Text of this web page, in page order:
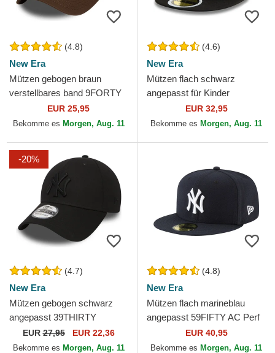
(4.8)
New Era
Mützen gebogen braun
verstellbares band 9FORTY
League Essential der New
York Yankees MLB von New
EUR 25,95
Bekomme es Morgen, Aug. 11
(4.6)
New Era
Mützen flach schwarz
angepasst für Kinder
59FIFTY der New York
Yankees MLB von New Era
EUR 32,95
Bekomme es Morgen, Aug. 11
-20%
(4.7)
New Era
Mützen gebogen schwarz
angepasst 39THIRTY
Classic der New York
Yankees MLB von New Era
EUR27,95 EUR 22,36
Bekomme es Morgen, Aug. 11
(4.8)
New Era
Mützen flach marineblau
angepasst 59FIFTY AC Perf
der New York Yankees MLB
von New Era
EUR 40,95
Bekomme es Morgen, Aug. 11